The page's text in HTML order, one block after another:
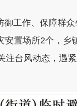
御工作、保障群
安置场所2个，乡
注台风动态，遇